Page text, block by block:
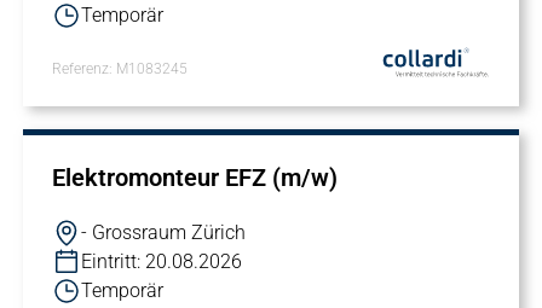
Temporär
Referenz: M1083245
Elektromonteur EFZ (m/w)
- Grossraum Zürich
Eintritt: 20.08.2026
Temporär